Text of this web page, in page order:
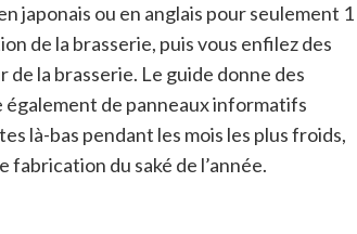
japonais ou en anglais pour seulement 1
de la brasserie, puis vous enfilez des
la brasserie. Le guide donne des
également de panneaux informatifs
là-bas pendant les mois les plus froids,
fabrication du saké de l’année.